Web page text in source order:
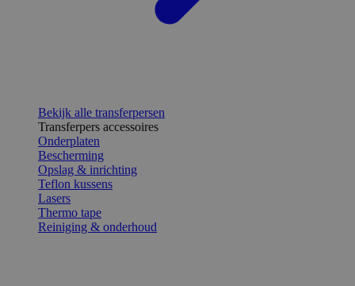
Bekijk alle transferpersen
Transferpers accessoires
Onderplaten
Bescherming
Opslag & inrichting
Teflon kussens
Lasers
Thermo tape
Reiniging & onderhoud